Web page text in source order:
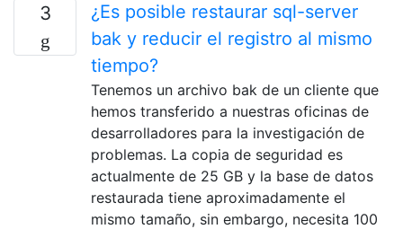
3
¿Es posible restaurar sql-server
bak y reducir el registro al mismo
tiempo?
Tenemos un archivo bak de un cliente que
hemos transferido a nuestras oficinas de
desarrolladores para la investigación de
problemas. La copia de seguridad es
actualmente de 25 GB y la base de datos
restaurada tiene aproximadamente el
mismo tamaño, sin embargo, necesita 100